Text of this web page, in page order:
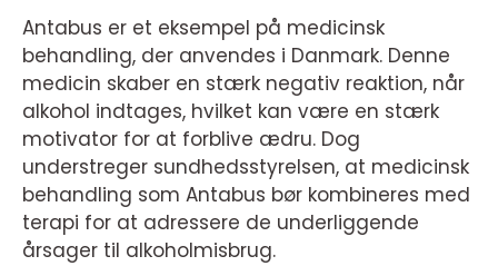
Antabus er et eksempel på medicinsk
behandling, der anvendes i Danmark. Denne
medicin skaber en stærk negativ reaktion, når
alkohol indtages, hvilket kan være en stærk
motivator for at forblive ædru. Dog
understreger sundhedsstyrelsen, at medicinsk
behandling som Antabus bør kombineres med
terapi for at adressere de underliggende
årsager til alkoholmisbrug.